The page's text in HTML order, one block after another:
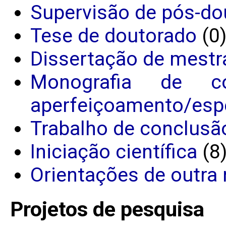
Supervisão de pós-
Tese de doutorado (0)
Dissertação de
Monografia de
aperfeiçoamento/
Trabalho de
Iniciação científica
Orientações de outra
Projetos de pesquisa